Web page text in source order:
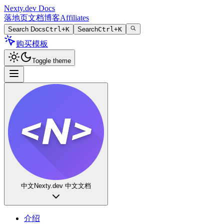
Nexty.dev Docs
落地页文档博客Affiliates
Search DocsCtrl+K SearchCtrl+K
购买模板
Toggle theme
中文 Nexty.dev 中文文档
介绍